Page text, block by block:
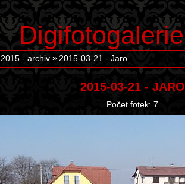
Digifotogalerie
2015 - archiv 2015-03-21 - Jaro
2015-03-21 - JARO
Počet fotek: 7